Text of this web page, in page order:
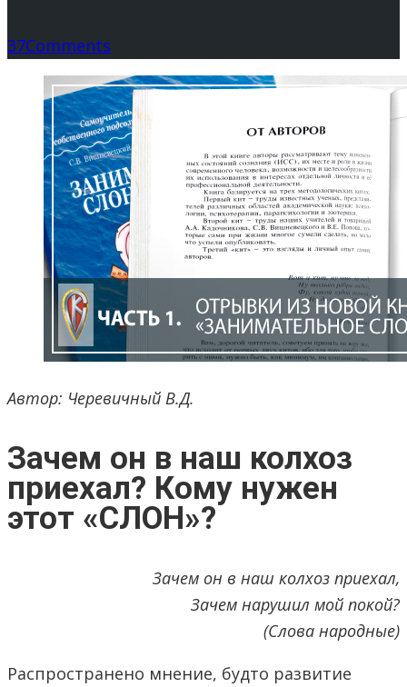
37Comments
Автор: Черевичный В.Д.
Зачем он в наш колхоз
приехал? Кому нужен
этот «СЛОН»?
Зачем он в наш колхоз приехал,
Зачем нарушил мой покой?
(Слова народные)
Распространено мнение, будто развитие